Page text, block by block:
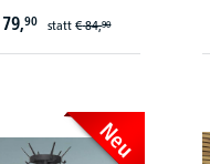
79,90 statt€ 84,90
Neu